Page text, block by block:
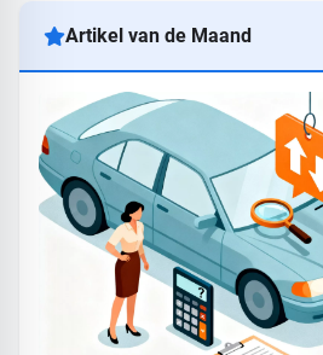
Artikel van de Maand